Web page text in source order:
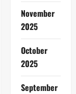
November
2025
October
2025
September